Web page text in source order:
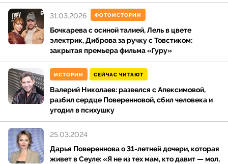
ФОТОИСТОРИИ
Бочкарева с осиной талией, Лель в цвете
электрик, Диброва за ручку с Товстиком:
закрытая премьера фильма «Гуру»
31.03.2026
ИСТОРИИ СЕЙЧАС ЧИТАЮТ
Валерий Николаев: развелся с Апексимовой,
разбил сердце Поверенновой, сбил человека и
угодил в психушку
Дарья Повереннова о 31-летней дочери, которая
живет в Сеуле: «Я не из тех мам, кто давит — мол,
25.03.2024